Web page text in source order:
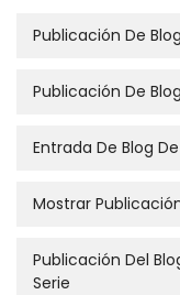
Publicación De
Publicación De
Entrada De Blog
Mostrar
Publicación Del
Serie